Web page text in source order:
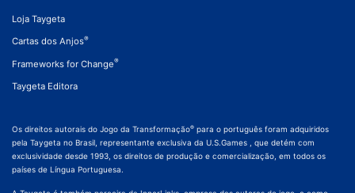
Loja Taygeta
Cartas dos Anjos®
Frameworks for Change®
Taygeta Editora
Os direitos autorais do Jogo da Transformação® para o português foram adquiridos
pela Taygeta no Brasil, representante exclusiva da U.S.Games , que detém com
exclusividade desde 1993, os direitos de produção e comercialização, em todos os
países de Língua Portuguesa.